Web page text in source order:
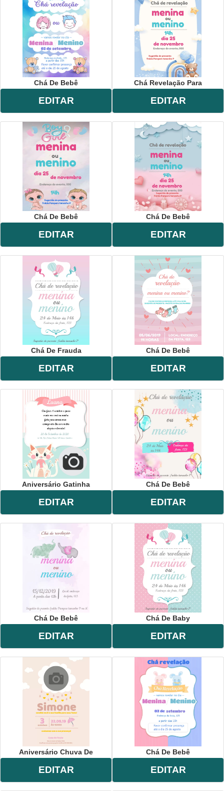
Chá De Bebê
EDITAR
Chá Revelação Para
EDITAR
Chá De Bebê
EDITAR
Chá De Bebê
EDITAR
Chá De Frauda
EDITAR
Chá De Bebê
EDITAR
Aniversário Gatinha
EDITAR
Chá De Bebê
EDITAR
Chá De Bebê
EDITAR
Chá De Baby
EDITAR
Aniversário Chuva De
EDITAR
Chá De Bebê
EDITAR